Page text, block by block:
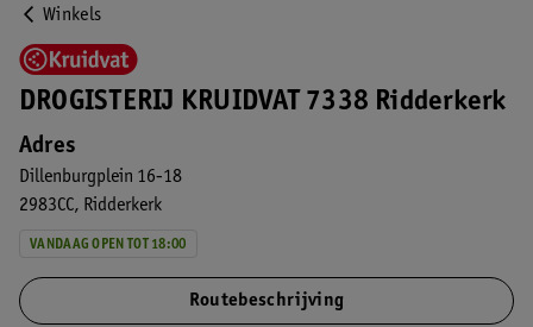
Winkels
DROGISTERIJ KRUIDVAT 7338 Ridderkerk
Adres
Dillenburgplein 16-18
2983CC
Ridderkerk
VANDAAG OPEN TOT 18:00
Routebeschrijving